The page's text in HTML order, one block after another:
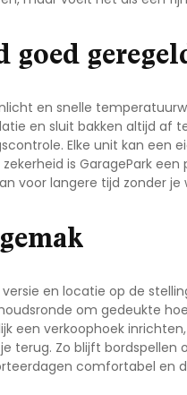
goed
en snelle
en sluit bakken altijd af
Elke unit kan een
is GaragePark een
voor langere tijd zonder
en locatie op de
om gedeukte
een verkoophoek
terug. Zo blijft bordspellen
comfortabel en